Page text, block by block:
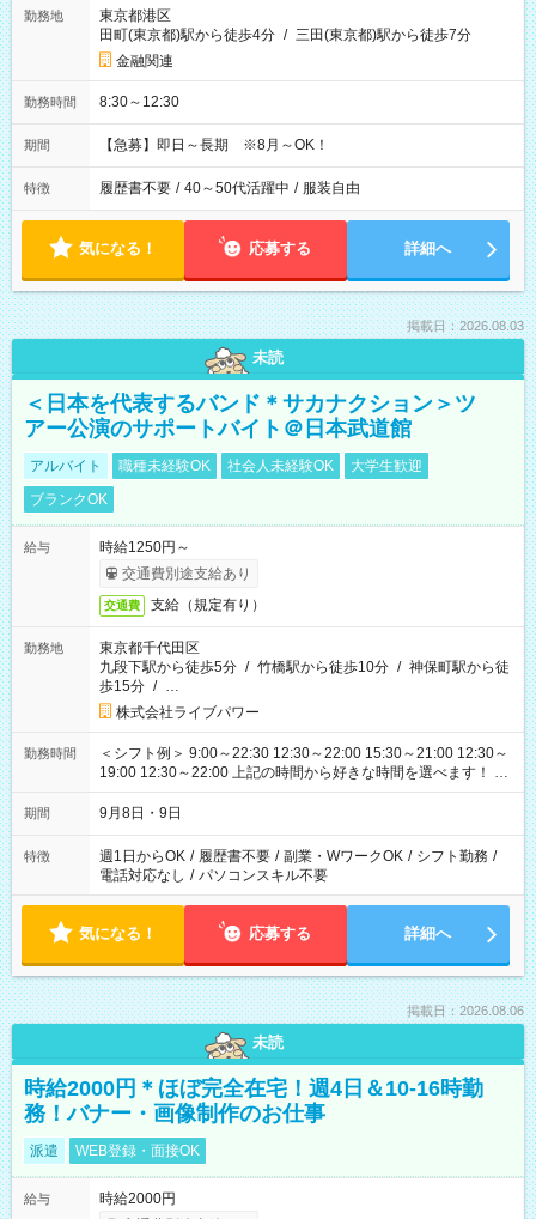
勤務地
東京都港区
田町(東京都)駅から徒歩4分 / 三田(東京都)駅から徒歩7分
金融関連
勤務時間 8:30～12:30
期間 【急募】即日～長期 ※8月～OK！
特徴 履歴書不要 / 40～50代活躍中 / 服装自由
気になる！ 応募する 詳細へ
掲載日：2026.08.03
未読
＜日本を代表するバンド＊サカナクション＞ツ
アー公演のサポートバイト＠日本武道館
アルバイト 職種未経験OK 社会人未経験OK
大学生歓迎
ブランクOK
給与
時給1250円～
交通費別途支給あり
交通費 支給（規定有り）
勤務地
東京都千代田区
九段下駅から徒歩5分 / 竹橋駅から徒歩10分 / 神保町駅から徒
歩15分 / …
株式会社ライブパワー
勤務時間
＜シフト例＞ 9:00～22:30 12:30～22:00 15:30～21:00 12:30～
19:00 12:30～22:00 上記の時間から好きな時間を選べます！ ※
時間は変更となる可能性があります
期間 9月8日・9日
特徴 週1日からOK / 履歴書不要 / 副業・WワークOK / シフト勤務 /
電話対応なし / パソコンスキル不要
気になる！ 応募する 詳細へ
掲載日：2026.08.06
未読
時給2000円＊ほぼ完全在宅！週4日＆10-16時勤
務！バナー・画像制作のお仕事
派遣 WEB登録・面接OK
給与
時給2000円